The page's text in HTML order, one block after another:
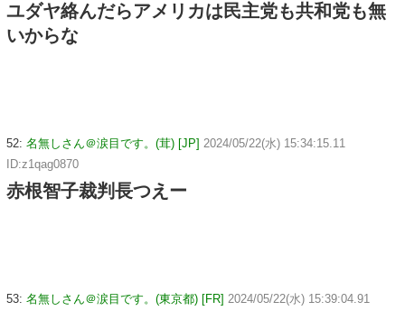
ユダヤ絡んだらアメリカは民主党も共和党も無
いからな
52: 名無しさん＠涙目です。(茸) [JP] 2024/05/22(水) 15:34:15.11
ID:z1qag0870
赤根智子裁判長つえー
53: 名無しさん＠涙目です。(東京都) [FR] 2024/05/22(水) 15:39:04.91